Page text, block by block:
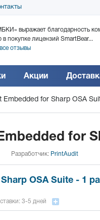
выражает благодарность
в покупке лицензий SmartBear...
отзывы
Акции
Embedded for Sharp OSA
for
Разработчик: PrintAudit
OSA Suite - 1
3-5 дней